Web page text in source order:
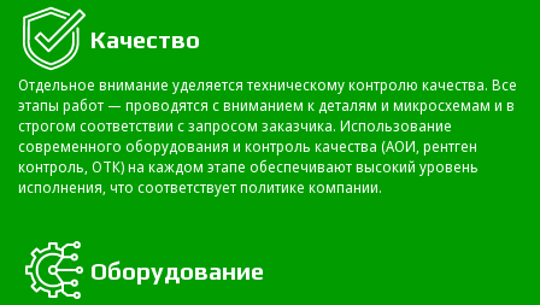
Качество
Отдельное внимание уделяется техническому контролю качества. Все
этапы работ — проводятся с вниманием к деталям и микросхемам и в
строгом соответствии с запросом заказчика. Использование
современного оборудования и контроль качества (АОИ, рентген
контроль, ОТК) на каждом этапе обеспечивают высокий уровень
исполнения, что соответствует политике компании.
Оборудование